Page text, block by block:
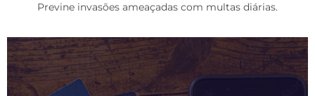
Previne invasões ameaçadas com multas diárias.